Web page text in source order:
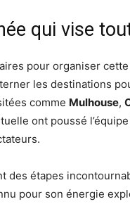
qui vise
pour organiser
les destinations
comme Mulhouse,
ont poussé
des étapes
pour son énergie